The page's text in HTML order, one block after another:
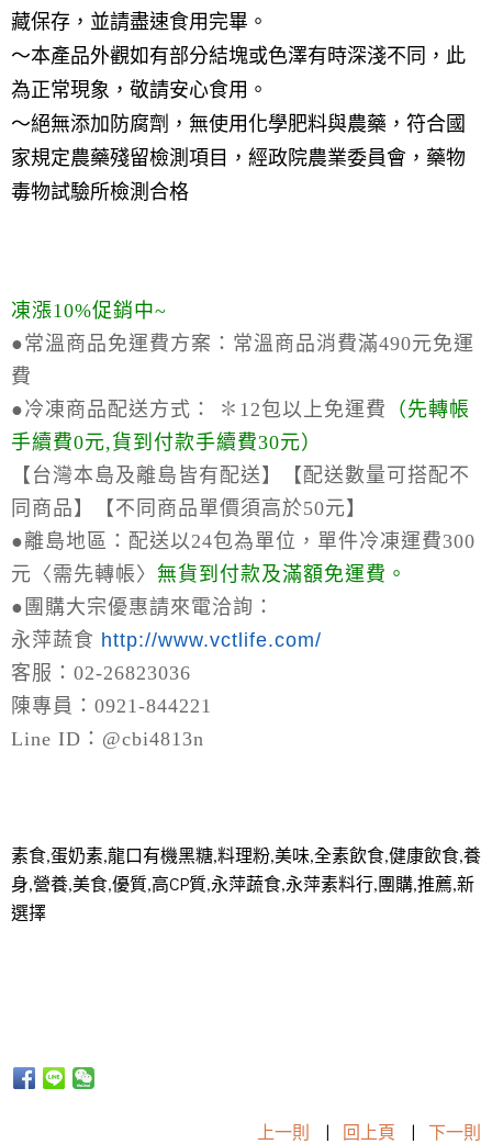
藏保存，並請盡速食用完畢。
～本產品外觀如有部分結塊或色澤有時深淺不同，此
為正常現象，敬請安心食用。
～絕無添加防腐劑，無使用化學肥料與農藥，符合國
家規定農藥殘留檢測項目，經政院農業委員會，藥物
毒物試驗所檢測合格
凍漲10%促銷中~
●常溫商品免運費方案： 常溫商品消費滿490元免運
費
●冷凍商品配送方式：
✽12包以上免運費 （先轉帳
手續費0元,貨到付款手續費30元）
【台灣本島及離島皆有配送】【配送數量可搭配不
同商品】【不同商品單價須高於50元】
●離島地區： 配送以24包為單位，單件冷凍運費300
元〈需先轉帳〉 無貨到付款及滿額免運費。
● 團購大宗優惠請來電洽詢：
永萍蔬食 http://www.vctlife.com/
客服：02-26823036
陳專員：0921-844221
Line ID：@cbi4813n
素食,蛋奶素,龍口有機黑糖,料理粉,美味,全素飲食,健康飲食,養
身,營養,美食,優質,高CP質,永萍蔬食,永萍素料行,團購,推薦,新
選擇
上一則 | 回上頁 | 下一則